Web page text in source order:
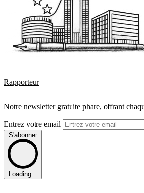
Rapporteur
Notre newsletter gratuite phare, offrant
Entrez votre email
S'abonner
Loading...